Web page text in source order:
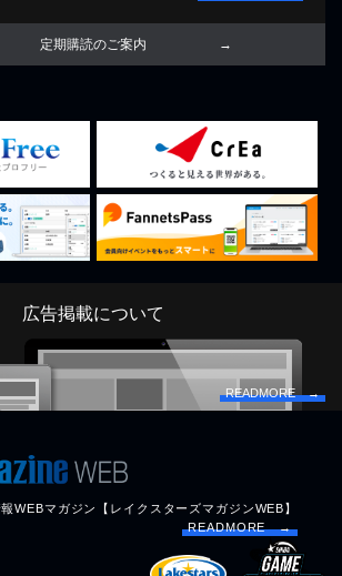
定期購読のご案内
広告掲載について
READMORE →
WEBマガジン【レイクスターズマガジンWEB】
READMORE →